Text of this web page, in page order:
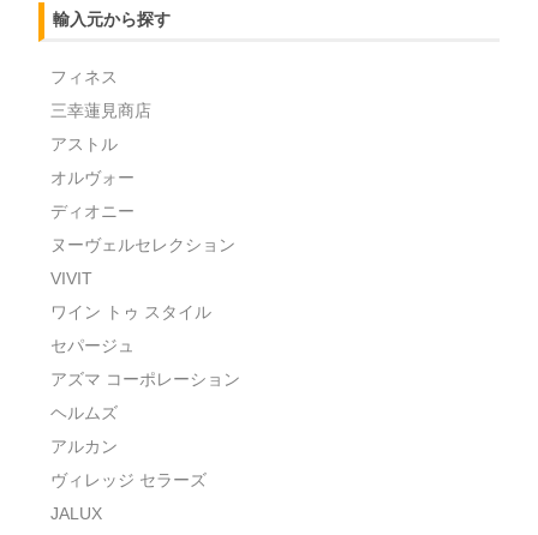
輸入元から探す
フィネス
三幸蓮見商店
アストル
オルヴォー
ディオニー
ヌーヴェルセレクション
VIVIT
ワイン トゥ スタイル
セパージュ
アズマ コーポレーション
ヘルムズ
アルカン
ヴィレッジ セラーズ
JALUX